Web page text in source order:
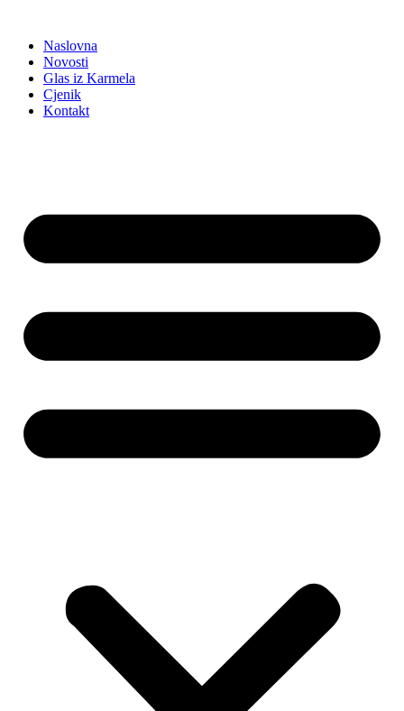
sadržajNaslovna
Novosti
Glas iz Karmela
Cjenik
Kontakt